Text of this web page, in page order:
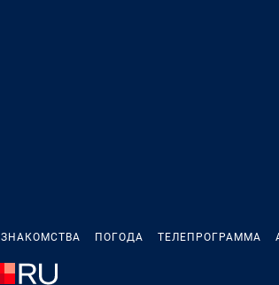
ЗНАКОМСТВА ПОГОДА ТЕЛЕПРОГРАММА